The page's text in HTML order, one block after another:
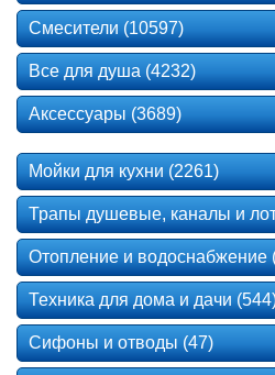
Смесители (10597)
Все для душа (4232)
Аксессуары (3689)
Мойки для кухни (2261)
Трапы душевые, каналы и
Отопление и водоснабжение
Техника для дома и дачи
Сифоны и отводы (47)